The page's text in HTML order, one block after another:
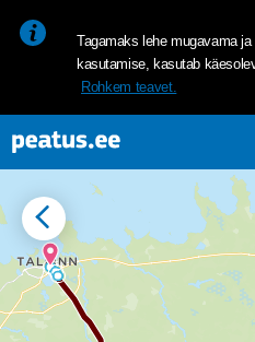
Tagamaks lehe mugavama
kasutamise, kasutab
Rohkem teavet.